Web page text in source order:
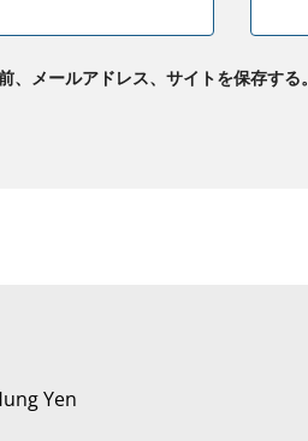
メールアドレス、サイトを保存する。
Yen